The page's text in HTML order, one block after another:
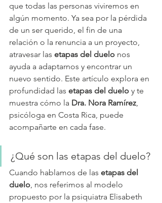
que todas las personas viviremos en
algún momento. Ya sea por la pérdida
de un ser querido, el fin de una
relación o la renuncia a un proyecto,
atravesar las etapas del duelo nos
ayuda a adaptarnos y encontrar un
nuevo sentido. Este artículo explora en
profundidad las etapas del duelo y te
muestra cómo la Dra. Nora Ramírez
psicóloga en Costa Rica, puede
acompañarte en cada fase.
¿Qué son las etapas del duelo?
Cuando hablamos de las etapas del
duelo , nos referimos al modelo
propuesto por la psiquiatra Elisabeth